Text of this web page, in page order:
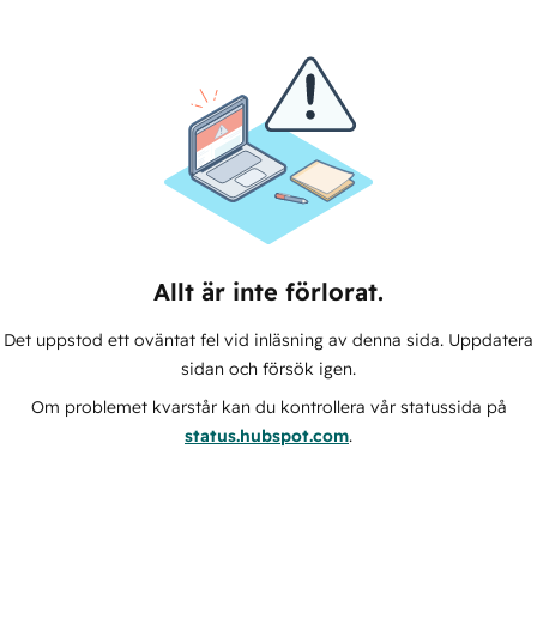
Allt är inte förlorat.
Det uppstod ett oväntat fel vid inläsning av denna sida. Uppdatera
sidan och försök igen.
Om problemet kvarstår kan du kontrollera vår statussida på
status.hubspot.com.